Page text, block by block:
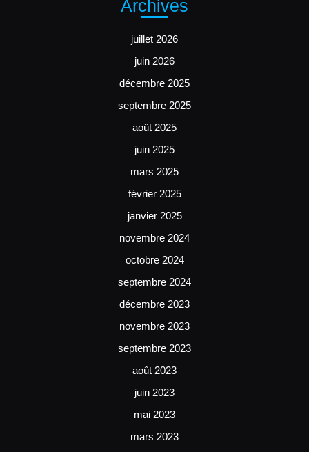
Archives
juillet 2026
juin 2026
décembre 2025
septembre 2025
août 2025
juin 2025
mars 2025
février 2025
janvier 2025
novembre 2024
octobre 2024
septembre 2024
décembre 2023
novembre 2023
septembre 2023
août 2023
juin 2023
mai 2023
mars 2023